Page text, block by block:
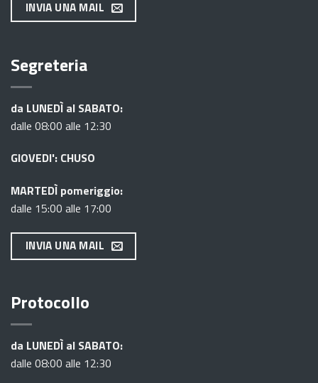
INVIA UNA MAIL
Segreteria
da LUNEDÌ al SABATO:
dalle 08:00 alle 12:30
GIOVEDI': CHUSO
MARTEDÌ pomeriggio:
dalle 15:00 alle 17:00
INVIA UNA MAIL
Protocollo
da LUNEDÌ al SABATO:
dalle 08:00 alle 12:30